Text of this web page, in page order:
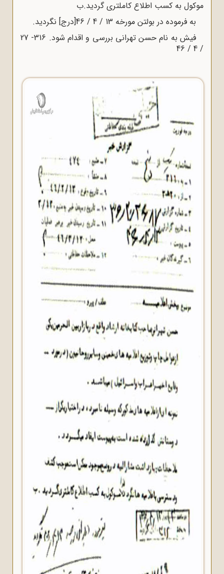
موکول به کسب اطلاع کاملتری گردید.ب
به فرموده در بولتن مورخه 13 / 4 / 46[درج] نگردید.
فیش به نام حسن تهرانی بررسی و اقدام شود. 316- 27
/ 4 / 46